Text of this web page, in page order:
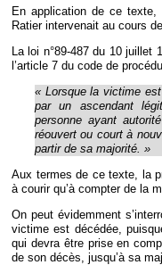
En application de ce
Ratier intervenait au cours
La loi n°89-487 du 10 juillet
l’article 7 du code de
« Lorsque la victime
par un ascendant
personne ayant
réouvert ou court à
partir de sa majorité. »
Aux termes de ce texte, la
à courir qu’à compter de la
On peut évidemment
victime est décédée,
qui devra être prise en
de son décès, jusqu’à sa